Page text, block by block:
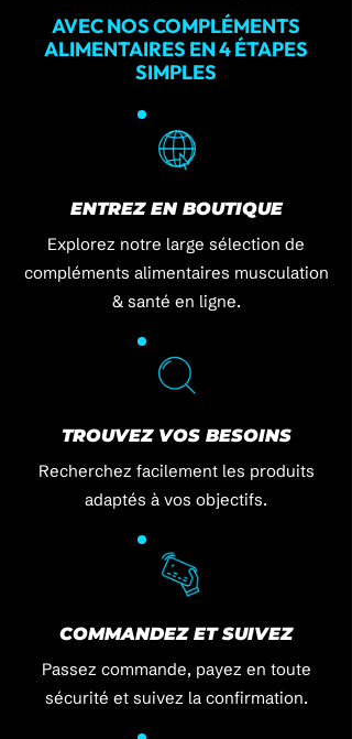
AVEC NOS COMPLÉMENTS
ALIMENTAIRES EN 4 ÉTAPES
SIMPLES
ENTREZ EN BOUTIQUE
Explorez notre large sélection de
compléments alimentaires musculation
& santé en ligne.
TROUVEZ VOS BESOINS
Recherchez facilement les produits
adaptés à vos objectifs.
COMMANDEZ ET SUIVEZ
Passez commande, payez en toute
sécurité et suivez la confirmation.